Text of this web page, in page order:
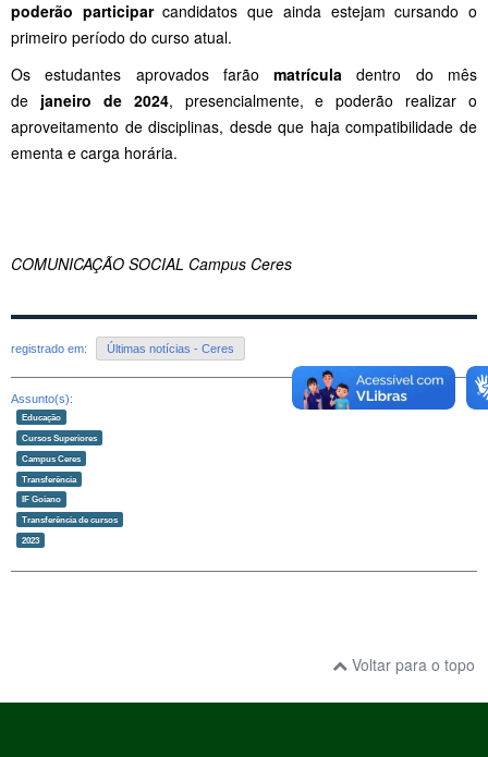
poderão participarcandidatos que ainda estejam cursando o
primeiro período do curso atual.
Os estudantes aprovados farãomatrícula dentro do mês
de janeiro de 2024, presencialmente, e poderão realizar o
aproveitamento de disciplinas, desde que haja compatibilidade de
ementa e carga horária.
COMUNICAÇÃO SOCIAL Campus Ceres
registrado em: Últimas notícias - Ceres
Assunto(s):
Educação
Cursos Superiores
Campus Ceres
Transferência
IF Goiano
Transferência de cursos
2023
Voltar para o topo